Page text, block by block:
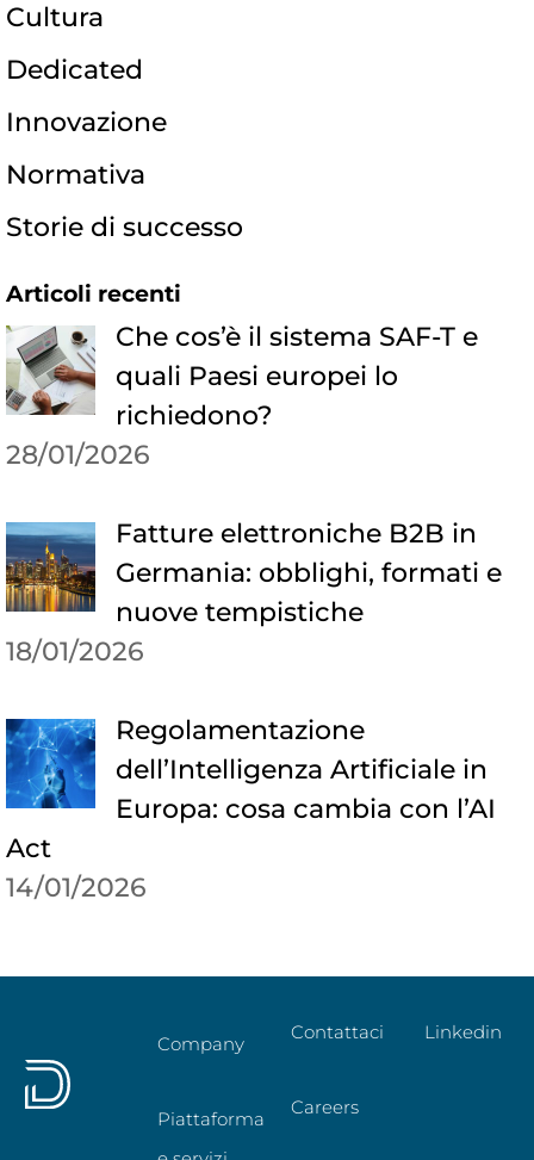
Cultura
Dedicated
Innovazione
Normativa
Storie di successo
Articoli recenti
Che cos’è il sistema SAF-T e
quali Paesi europei lo
richiedono?
28/01/2026
Fatture elettroniche B2B in
Germania: obblighi, formati e
nuove tempistiche
18/01/2026
Regolamentazione
dell’Intelligenza Artificiale in
Europa: cosa cambia con l’AI
Act
14/01/2026
Company
Piattaforma
Contattaci
Careers
Linkedin